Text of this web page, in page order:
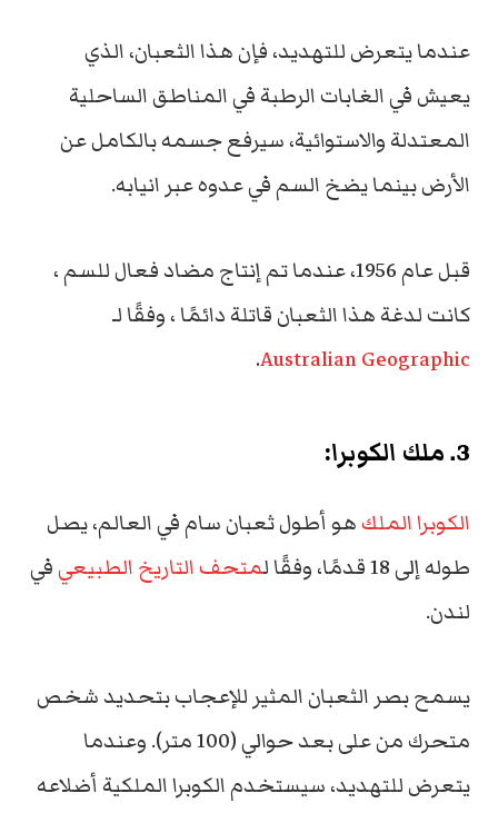
عندما يتعرض للتهديد، فإن هذا الثعبان، الذي
يعيش في الغابات الرطبة في المناطق الساحلية
المعتدلة والاستوائية، سيرفع جسمه بالكامل عن
الأرض بينما يضخ السم في عدوه عبر انيابه.
قبل عام 1956، عندما تم إنتاج مضاد فعال للسم ،
كانت لدغة هذا الثعبان قاتلة دائمًا ، وفقًا لـ
Australian Geographic
.
3. ملك الكوبرا:
الكوبرا الملك هو أطول ثعبان سام في العالم، يصل
طوله إلى 18 قدمًا، وفقًا ل
متحف التاريخ الطبيعيفي
لندن.
يسمح بصر الثعبان المثير للإعجاب بتحديد شخص
متحرك من على بعد حوالي (100 متر). وعندما
يتعرض للتهديد، سيستخدم الكوبرا الملكية أضلاعه